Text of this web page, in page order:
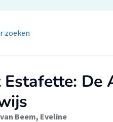
zoeken
De
van Beem, Eveline